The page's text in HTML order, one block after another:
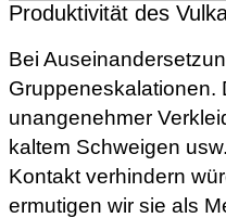
Produktivität des
Bei
Gruppeneskalationen.
unangenehmer
kaltem Schweigen
Kontakt verhindern
ermutigen wir sie als